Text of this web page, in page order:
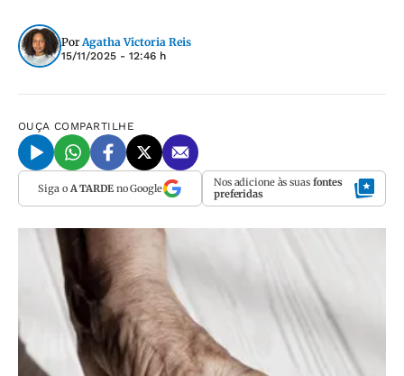
Por Agatha Victoria Reis
15/11/2025 - 12:46 h
OUÇA COMPARTILHE
Siga o A TARDEno Google Nos adicione às suas fontes
preferidas